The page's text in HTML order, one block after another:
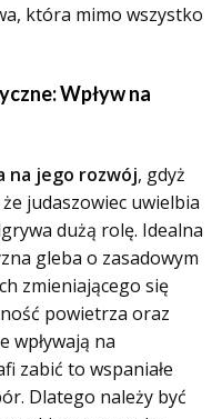
która mimo wszystko
Wpływ na
na jego rozwój, gdyż
judaszowiec uwielbia
dużą rolę. Idealna
gleba o zasadowym
zmieniającego się
powietrza oraz
wpływają na
zabić to wspaniałe
Dlatego należy być